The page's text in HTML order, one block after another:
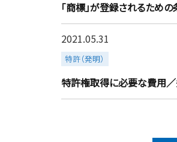
「商標」が登録されるため
特許権取得に必要な費用
2021.05.31
特許（発明）
more